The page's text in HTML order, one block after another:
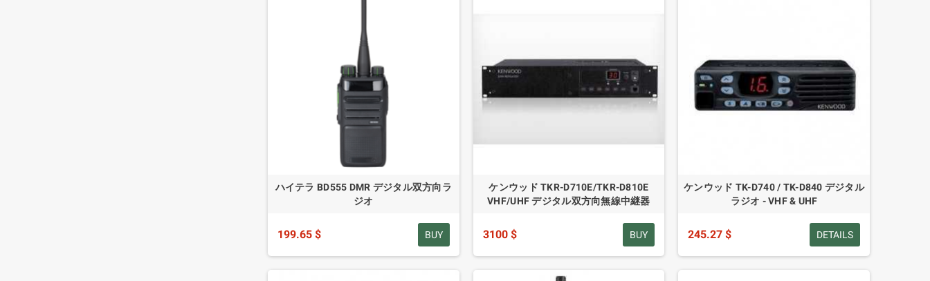
ハイテラ BD555 DMR デジタル双方向ラ
ジオ
199.65 $ BUY
ケンウッド TKR-D710E/TKR-D810E
VHF/UHF デジタル双方向無線中継器
3100 $ BUY
ケンウッド TK-D740 / TK-D840 デジタル
ラジオ - VHF & UHF
245.27 $ DETAILS